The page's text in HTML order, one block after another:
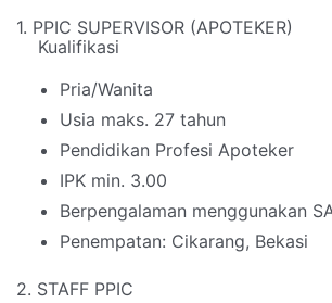
1. PPIC SUPERVISOR (APOTEKER)
Kualifikasi
Pria/Wanita
Usia maks. 27 tahun
Pendidikan Profesi Apoteker
IPK min. 3.00
Berpengalaman menggunakan
Penempatan: Cikarang, Bekasi
2. STAFF PPIC